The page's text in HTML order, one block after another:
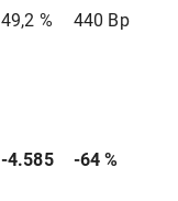
49,2 % 440 Bp
-4.585 -64 %